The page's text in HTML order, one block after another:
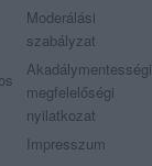
Moderálási
szabályzat
Akadálymentességi
megfelelőségi
nyilatkozat
Impresszum